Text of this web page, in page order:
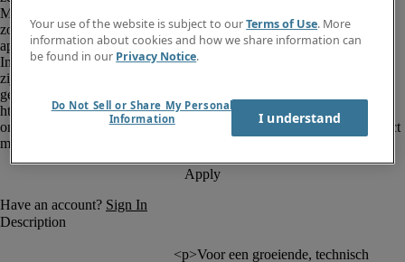
Your use of the website is subject to ourTerms of Use. More
information about cookies and how we share information can
be found in our Privacy Notice.
Do Not Sell or Share My Personal
Information
I understand